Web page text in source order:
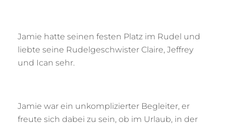
Jamie hatte seinen festen Platz im Rudel und
liebte seine Rudelgeschwister Claire, Jeffrey
und Ican sehr.
Jamie war ein unkomplizierter Begleiter, er
freute sich dabei zu sein, ob im Urlaub, in der